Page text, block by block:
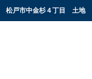
松戸市中金杉４丁目 土地